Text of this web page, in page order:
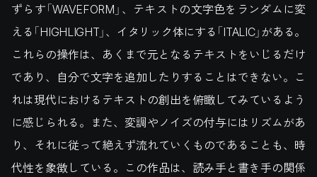
ずらす「WAVEFORM」、テキストの文字色をランダムに変
える「HIGHLIGHT」、イタリック体にする「ITALIC」がある。
これらの操作は、あくまで元となるテキストをいじるだけ
であり、自分で文字を追加したりすることはできない。こ
れは現代におけるテキストの創出を俯瞰してみているよう
に感じられる。また、変調やノイズの付与にはリズムがあ
り、それに従って絶えず流れていくものであることも、時
代性を象徴している。この作品は、読み手と書き手の関係